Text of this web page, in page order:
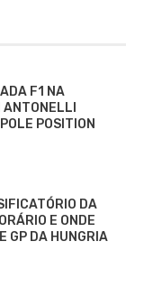
F1 NA
ANTONELLI
POSITION
DA
E ONDE
GP DA HUNGRIA